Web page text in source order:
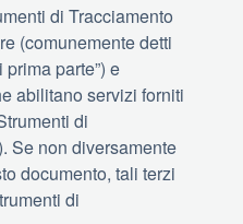
di Tracciamento
(comunemente detti
parte”) e
abilitano servizi forniti
di
Se non diversamente
documento, tali terzi
di